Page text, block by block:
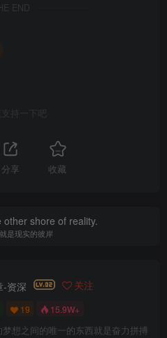
END
支持一下吧
分享 收藏
other shore of reality.
是现实的彼岸
关注
19 15.9W+
想之间的唯一的东西就是奋力拼搏